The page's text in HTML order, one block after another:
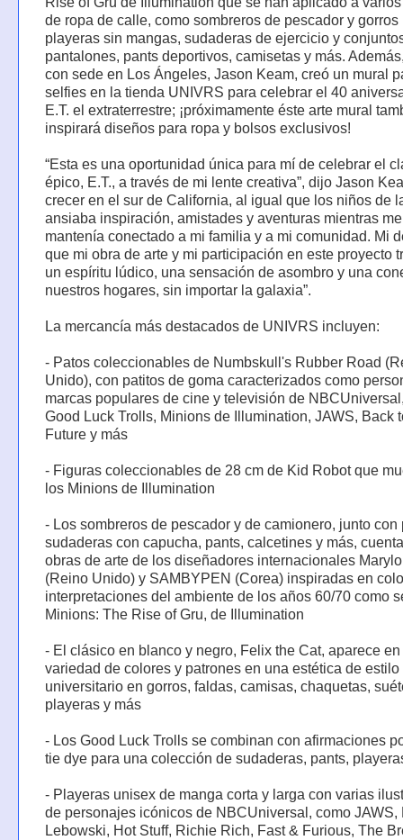
de ropa de calle, como sombreros de pescador y gorros
playeras sin mangas, sudaderas de ejercicio y
pantalones, pants deportivos, camisetas y más.
con sede en Los Ángeles, Jason Keam, creó un mural
selfies en la tienda UNIVRS para celebrar el 40
E.T. el extraterrestre; ¡próximamente éste arte mural
inspirará diseños para ropa y bolsos exclusivos!
“Esta es una oportunidad única para mí de celebrar el
épico, E.T., a través de mi lente creativa”, dijo Jason
crecer en el sur de California, al igual que los niños de
ansiaba inspiración, amistades y aventuras mientras me
mantenía conectado a mi familia y a mi comunidad. Mi
que mi obra de arte y mi participación en este proyecto
un espíritu lúdico, una sensación de asombro y una
nuestros hogares, sin importar la galaxia”.
La mercancía más destacados de UNIVRS incluyen:
- Patos coleccionables de Numbskull's Rubber Road
Unido), con patitos de goma caracterizados como
marcas populares de cine y televisión de
Good Luck Trolls, Minions de Illumination, JAWS, Back
Future y más
- Figuras coleccionables de 28 cm de Kid Robot que
los Minions de Illumination
- Los sombreros de pescador y de camionero, junto con
sudaderas con capucha, pants, calcetines y más,
obras de arte de los diseñadores internacionales
(Reino Unido) y SAMBYPEN (Corea) inspiradas en
interpretaciones del ambiente de los años 60/70 como
Minions: The Rise of Gru, de Illumination
- El clásico en blanco y negro, Felix the Cat, aparece
variedad de colores y patrones en una estética de estilo
universitario en gorros, faldas, camisas, chaquetas,
playeras y más
- Los Good Luck Trolls se combinan con afirmaciones
tie dye para una colección de sudaderas, pants,
- Playeras unisex de manga corta y larga con varias
de personajes icónicos de NBCUniversal, como JAWS,
Lebowski, Hot Stuff, Richie Rich, Fast & Furious, The